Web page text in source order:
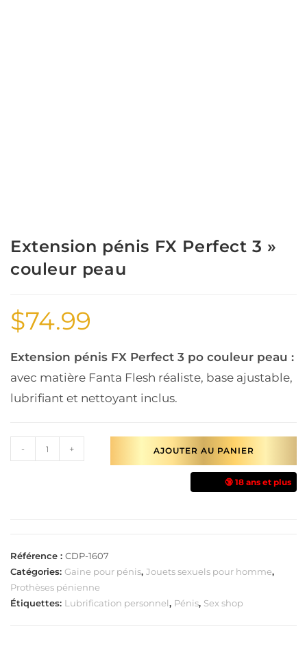
Extension pénis FX Perfect 3 »
couleur peau
$74.99
Extension pénis FX Perfect 3 po couleur peau :
avec matière Fanta Flesh réaliste, base ajustable,
lubrifiant et nettoyant inclus.
- + AJOUTER AU PANIER
🔞 18 ans et plus
Référence : CDP-1607
Catégories: Gaine pour pénis, Jouets sexuels pour homme,
Prothèses pénienne
Étiquettes: Lubrification personnel, Pénis, Sex shop